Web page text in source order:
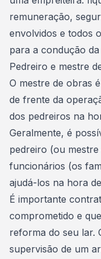
remuneração,
envolvidos e todos
para a condução
Pedreiro e mestre
O mestre de obras
de frente da
dos pedreiros na
Geralmente, é
pedreiro (ou mestre
funcionários (os
ajudá-los na hora
É importante
comprometido e
reforma do seu lar.
supervisão de um